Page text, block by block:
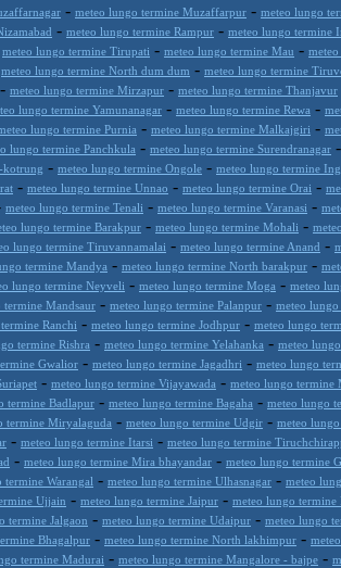
- meteo lungo termine Muzaffarpur - meteo lungo
- meteo lungo termine Rampur - meteo lungo termine
meteo lungo termine Tirupati - meteo lungo termine Mau -
meteo lungo termine North dum dum - meteo lungo termine
- meteo lungo termine Mirzapur - meteo lungo termine Thanjavur
lungo termine Yamunanagar - meteo lungo termine Rewa -
lungo termine Purnia - meteo lungo termine Malkajgiri -
lungo termine Panchkula - meteo lungo termine Surendranagar
kotrung - meteo lungo termine Ongole - meteo lungo termine
- meteo lungo termine Unnao - meteo lungo termine Orai -
meteo lungo termine Tenali - meteo lungo termine Varanasi -
lungo termine Barakpur - meteo lungo termine Mohali -
lungo termine Tiruvannamalai - meteo lungo termine Anand -
termine Mandya - meteo lungo termine North barakpur -
lungo termine Neyveli - meteo lungo termine Moga - meteo
termine Mandsaur - meteo lungo termine Palanpur - meteo
Ranchi - meteo lungo termine Jodhpur - meteo lungo
termine Rishra - meteo lungo termine Yelahanka - meteo
Gwalior - meteo lungo termine Jagadhri - meteo lungo
- meteo lungo termine Vijayawada - meteo lungo termine
termine Badlapur - meteo lungo termine Bagaha - meteo lungo
termine Miryalaguda - meteo lungo termine Udgir - meteo
- meteo lungo termine Itarsi - meteo lungo termine
- meteo lungo termine Mira bhayandar - meteo lungo termine
termine Warangal - meteo lungo termine Ulhasnagar - meteo
Ujjain - meteo lungo termine Jaipur - meteo lungo termine
termine Jalgaon - meteo lungo termine Udaipur - meteo lungo
Bhagalpur - meteo lungo termine North lakhimpur -
termine Madurai - meteo lungo termine Mangalore - bajpe -